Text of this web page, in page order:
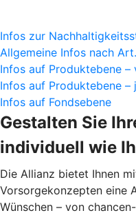
Infos zur
Allgemeine Infos nach
Infos auf Produktebene
Infos auf Produktebene –
Infos auf Fondsebene
Gestalten Sie
individuell wie
Die Allianz bietet Ihnen
Vorsorgekonzepten eine
Wünschen – von